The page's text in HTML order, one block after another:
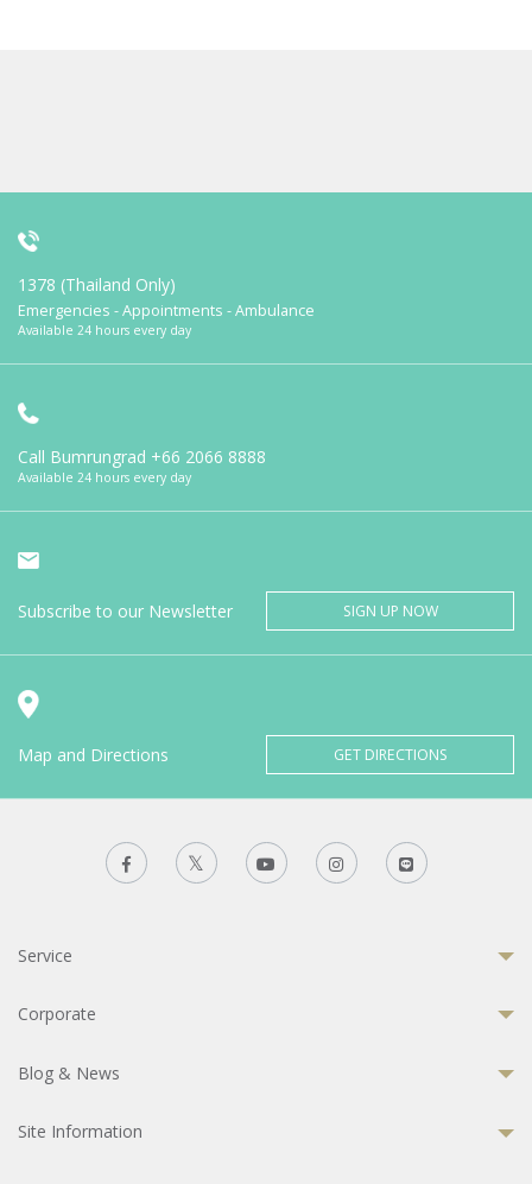
1378 (Thailand Only)
Emergencies - Appointments - Ambulance
Available 24 hours every day
Call Bumrungrad +66 2066 8888
Available 24 hours every day
Subscribe to our Newsletter SIGN UP NOW
Map and Directions GET DIRECTIONS
Service
Corporate
Blog & News
Site Information